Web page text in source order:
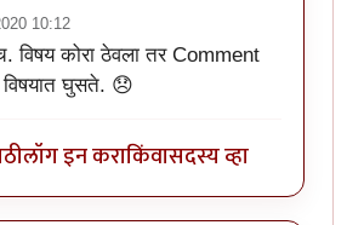
10:12
विषय कोरा ठेवला तर Comment
घुसते. 😞
लॉग इन कराकिंवासदस्य व्हा